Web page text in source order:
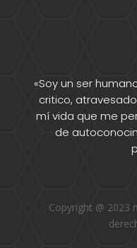
«Soy un ser
critico,
mí vida que me
de
Copyright @ 2023